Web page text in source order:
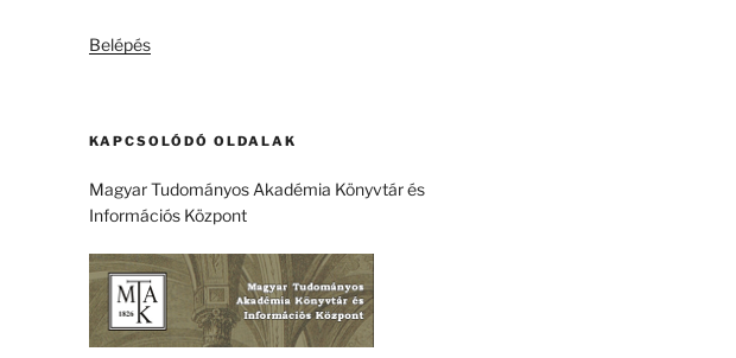
Belépés
KAPCSOLÓDÓ OLDALAK
Magyar Tudományos Akadémia Könyvtár és
Információs Központ